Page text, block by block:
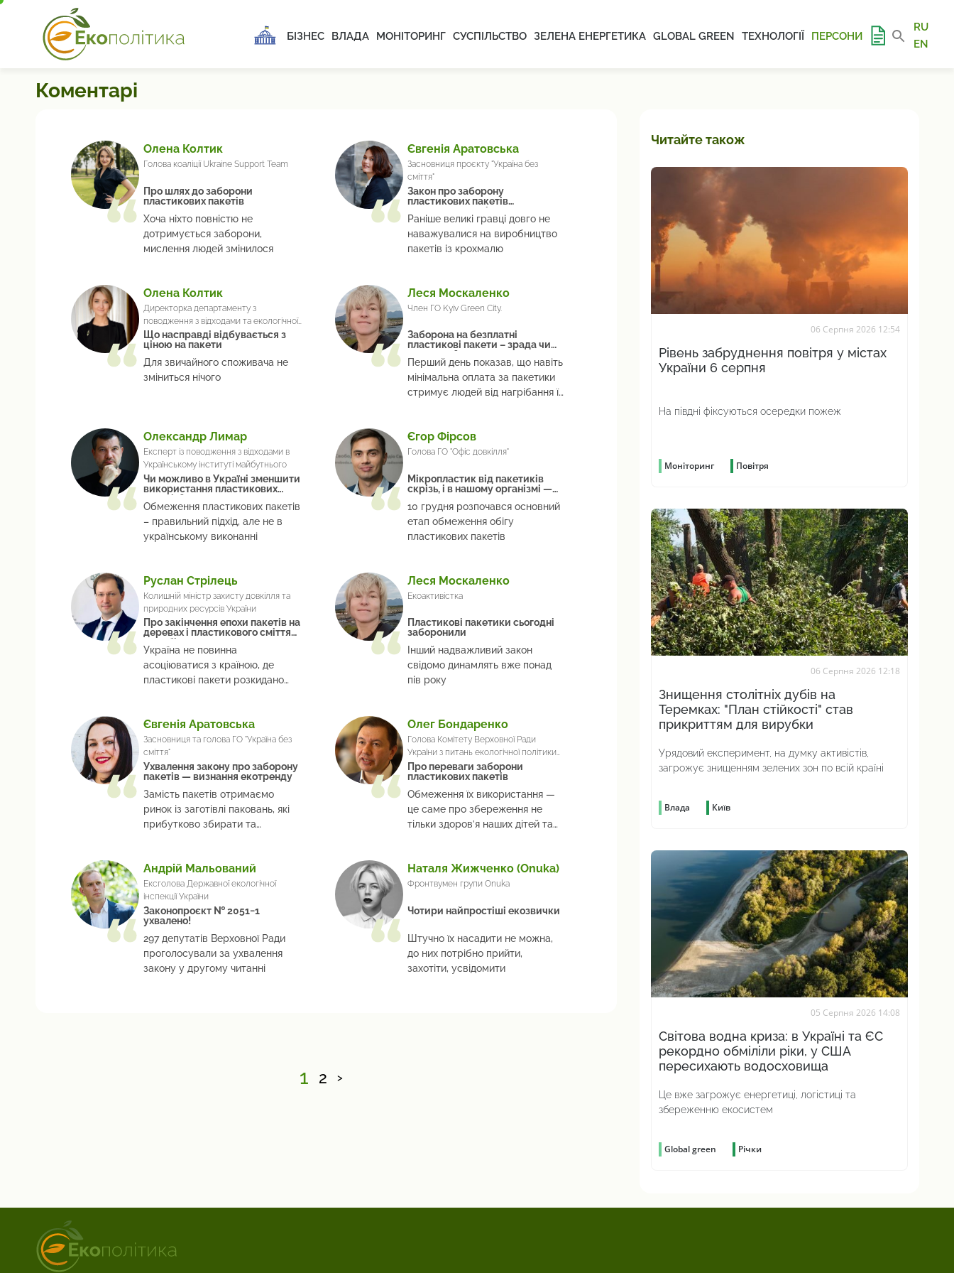
БІЗНЕС ВЛАДА МОНІТОРИНГ СУСПІЛЬСТВО ЗЕЛЕНА ЕНЕРГЕТИКА GLOBAL GREEN ТЕХНОЛОГІЇ ПЕРСОНИ
RU
EN
Коментарі
Олена Колтик
Голова коаліції Ukraine Support Team
Про шлях до заборони
пластикових пакетів
Хоча ніхто повністю не
дотримується заборони,
мислення людей змінилося
Євгенія Аратовська
Засновниця проєкту "Україна без
сміття"
Закон про заборону
пластикових пакетів
кардинально змінив ринок
Раніше великі гравці довго не
наважувалися на виробництво
пакетів із крохмалю
Олена Колтик
Директорка департаменту з
поводження з відходами та екологічної
безпеки в Міністерстві захисту
довкілля та природних ресурсів
України
Що насправді відбувається з
ціною на пакети
Для звичайного споживача не
зміниться нічого
Леся Москаленко
Член ГО Kyiv Green City.
Заборона на безплатні
пластикові пакети – зрада чи
перемога?
Перший день показав, що навіть
мінімальна оплата за пакетики
стримує людей від нагрібання їх
Олександр Лимар
Експерт із поводження з відходами в
Українському інституті майбутнього
Чи можливо в Україні зменшити
використання пластикових
пакетів?
Обмеження пластикових пакетів
– правильний підхід, але не в
українському виконанні
Єгор Фірсов
Голова ГО "Офіс довкілля"
Мікропластик від пакетиків
скрізь, і в нашому організмі —
10 грудня розпочався основний
етап обмеження обігу
пластикових пакетів
Руслан Стрілець
Колишній міністр захисту довкілля та
природних ресурсів України
Про закінчення епохи пакетів на
деревах і пластикового сміття
на узбіччях
Україна не повинна
асоціюватися з країною, де
пластикові пакети розкидано
Леся Москаленко
Екоактивістка
Пластикові пакетики сьогодні
заборонили
Інший надважливий закон
свідомо динамлять вже понад
пів року
Євгенія Аратовська
Засновниця та голова ГО "Україна без
сміття"
Ухвалення закону про заборону
пакетів — визнання екотренду
Замість пакетів отримаємо
ринок із заготівлі паковань, які
прибутково збирати та
Олег Бондаренко
Голова Комітету Верховної Ради
України з питань екологічної політики
та природокористування
Про переваги заборони
пластикових пакетів
Обмеження їх використання —
це саме про збереження не
тільки здоров’я наших дітей та
Андрій Мальований
Ексголова Державної екологічної
інспекції України
Законопроєкт № 2051−1
ухвалено!
297 депутатів Верховної Ради
проголосували за ухвалення
закону у другому читанні
Наталя Жижченко (Onuka)
Фронтвумен групи Onuka
Чотири найпростіші екозвички
Штучно їх насадити не можна,
до них потрібно прийти,
захотіти, усвідомити
1 2 >
Читайте також
06 Серпня 2026 12:54
Рівень забруднення повітря у містах
України 6 серпня
На півдні фіксуються осередки пожеж
Моніторинг Повітря
06 Серпня 2026 12:18
Знищення столітніх дубів на
Теремках: "План стійкості" став
прикриттям для вирубки
Урядовий експеримент, на думку активістів,
загрожує знищенням зелених зон по всій країні
Влада Київ
05 Серпня 2026 14:08
Світова водна криза: в Україні та ЄС
рекордно обміліли ріки, у США
пересихають водосховища
Це вже загрожує енергетиці, логістиці та
збереженню екосистем
Global green Річки